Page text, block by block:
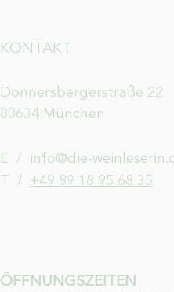
KONTAKT
Donnersbergerstraße 22
80634 München
E /
info@die-
​T / +49 89 18 95 68 35
ÖFFNUNGSZEITEN